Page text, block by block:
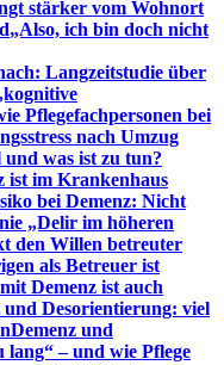
stärker vom Wohnort
„Also, ich bin doch nicht
Langzeitstudie über
Pflegefachpersonen bei
nach Umzug
was ist zu tun?
ist im Krankenhaus
bei Demenz: Nicht
„Delir im höheren
den Willen betreuter
als Betreuer ist
Demenz ist auch
und Desorientierung: viel
Demenz und
lang“ – und wie Pflege